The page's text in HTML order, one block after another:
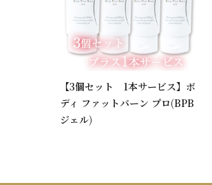
【3個セット 1本サービス】ボ
ディ ファットバーン プロ(BPB
ジェル)